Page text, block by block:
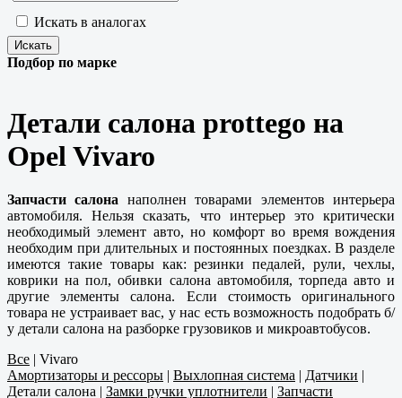
Искать в аналогах
Подбор по марке
Детали салона prottego на
Opel Vivaro
Запчасти салона наполнен товарами элементов интерьера
автомобиля. Нельзя сказать, что интерьер это критически
необходимый элемент авто, но комфорт во время вождения
необходим при длительных и постоянных поездках. В разделе
имеются такие товары как: резинки педалей, рули, чехлы,
коврики на пол, обивки салона автомобиля, торпеда авто и
другие элементы салона. Если стоимость оригинального
товара не устраивает вас, у нас есть возможность подобрать б/
у детали салона на разборке грузовиков и микроавтобусов.
Все | Vivaro
Амортизаторы и рессоры | Выхлопная система | Датчики |
Детали салона | Замки ручки уплотнители | Запчасти